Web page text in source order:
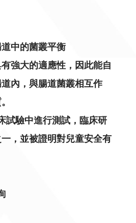
中的菌叢平衡
強大的適應性，因此能自
內，與腸道菌叢相互作
試驗中進行測試，臨床研
，並被證明對兒童安全有